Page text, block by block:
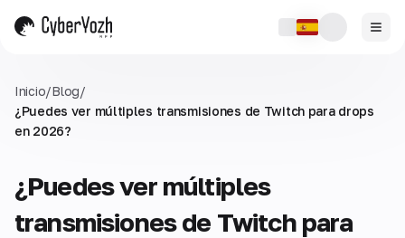
Inicio/Blog/
¿Puedes ver múltiples transmisiones de Twitch para drops
en 2026?
¿Puedes ver múltiples
transmisiones de Twitch para